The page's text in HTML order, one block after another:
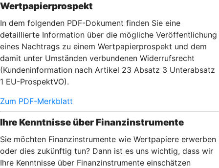
Wertpapierprospekt
In dem folgenden PDF-Dokument finden Sie eine
detaillierte Information über die mögliche Veröffentlichung
eines Nachtrags zu einem Wertpapierprospekt und dem
damit unter Umständen verbundenen Widerrufsrecht
(Kundeninformation nach Artikel 23 Absatz 3 Unterabsatz
1 EU-ProspektVO).
Zum PDF-Merkblatt
Ihre Kenntnisse über Finanzinstrumente
Sie möchten Finanzinstrumente wie Wertpapiere erwerben
oder dies zukünftig tun? Dann ist es uns wichtig, dass wir
Ihre Kenntnisse über Finanzinstrumente einschätzen